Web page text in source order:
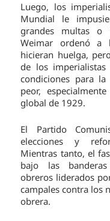
Luego, los
Mundial le
grandes multas o
Weimar ordenó a
hicieran huelga,
de los imperialistas
condiciones para
peor,
global de 1929.
El Partido
elecciones y
Mientras tanto, el
bajo las banderas
obreros liderados
campales contra los
obrera.